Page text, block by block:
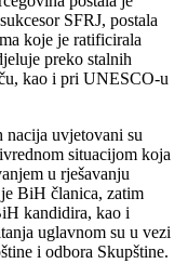
SFRJ, postala
koje je ratificirala
preko stalnih
kao i pri UNESCO-u
uvjetovani su
situacijom koja
u rješavanju
BiH članica, zatim
kandidira, kao i
uglavnom su u vezi
i odbora Skupštine.